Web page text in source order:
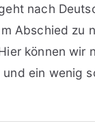
nach
Abschied zu
können wir
ein wenig